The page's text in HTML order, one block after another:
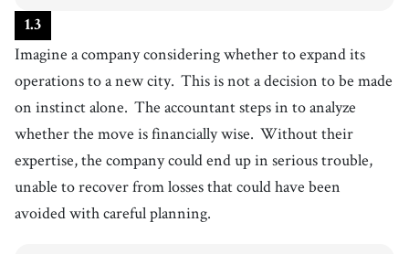
1.3
Imagine a company considering whether to expand its
operations to a new city. This is not a decision to be made
on instinct alone. The accountant steps in to analyze
whether the move is financially wise. Without their
expertise, the company could end up in serious trouble,
unable to recover from losses that could have been
avoided with careful planning.